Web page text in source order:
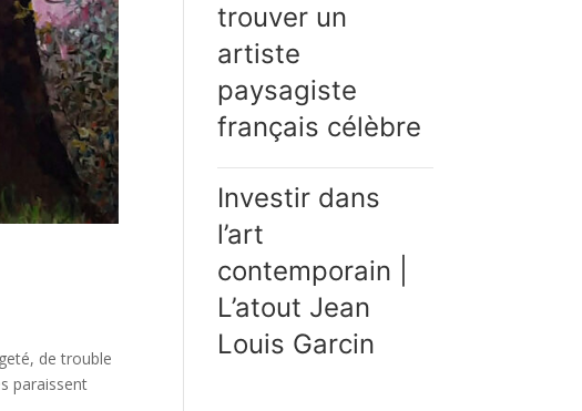
de trouble
paraissent
trouver un
artiste
paysagiste
français célèbre
Investir dans
l’art
contemporain |
L’atout Jean
Louis Garcin